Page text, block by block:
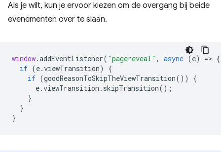
Als je wilt, kun je ervoor kiezen om de overgang bij beide
evenementen over te slaan.
window.addEventListener( "pagereveal" , async (e) => {
if (e.viewTransition)
{
if (goodReasonToSkipTheViewTransition())
{
e.viewTransition . skipTransition();
}
}
}